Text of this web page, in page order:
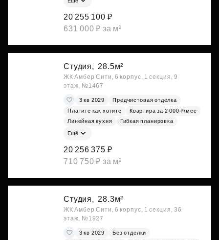
20 255 100 ₽
631 000 ₽ за м²
Студия, 28.5м²
ЖК Амбер Сити, 6 корпус, 1 секция, 9
этаж, №1467
3 кв 2029
Предчистовая отделка
Платите как хотите
Квартира за 2 000 ₽/мес
Линейная кухня
Гибкая планировка
Ещё
20 256 375 ₽
710 750 ₽ за м²
Студия, 28.3м²
ЖК Амбер Сити, 6 корпус, 1 секция, 36
этаж, №1927
3 кв 2029
Без отделки